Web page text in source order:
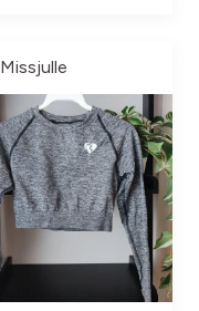
Missjulle